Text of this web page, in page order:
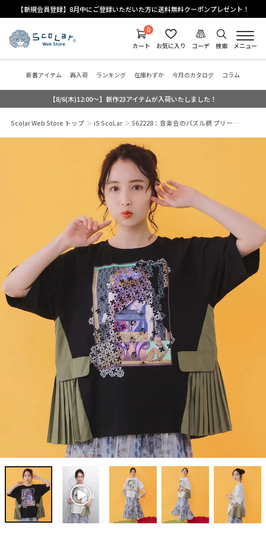
【新規会員登録】8月中にご登録いただいた方に送料無料クーポンプレゼント！
検索
コーデ
お気に入り
0
カート
メニュー
新着アイテム 再入荷 ランキング 在庫わずか 今月のカタログ コラム
【8/6(木)12:00～】新作23アイテムが入荷いたしました！
Scolar Web Store トップ iS ScoLar 562228：音楽会のパズル柄 プリー…